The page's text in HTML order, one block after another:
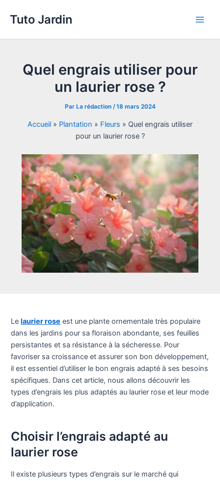
Tuto Jardin
Quel engrais utiliser pour
un laurier rose ?
Par La rédaction /18 mars 2024
Accueil » Plantation » Fleurs » Quel engrais utiliser
pour un laurier rose ?
Lelaurier rose est une plante ornementale très populaire
dans les jardins pour sa floraison abondante, ses feuilles
persistantes et sa résistance à la sécheresse. Pour
favoriser sa croissance et assurer son bon développement,
il est essentiel d’utiliser le bon engrais adapté à ses besoins
spécifiques. Dans cet article, nous allons découvrir les
types d’engrais les plus adaptés au laurier rose et leur mode
d’application.
Choisir l’engrais adapté au
laurier rose
Il existe plusieurs types d’engrais sur le marché qui